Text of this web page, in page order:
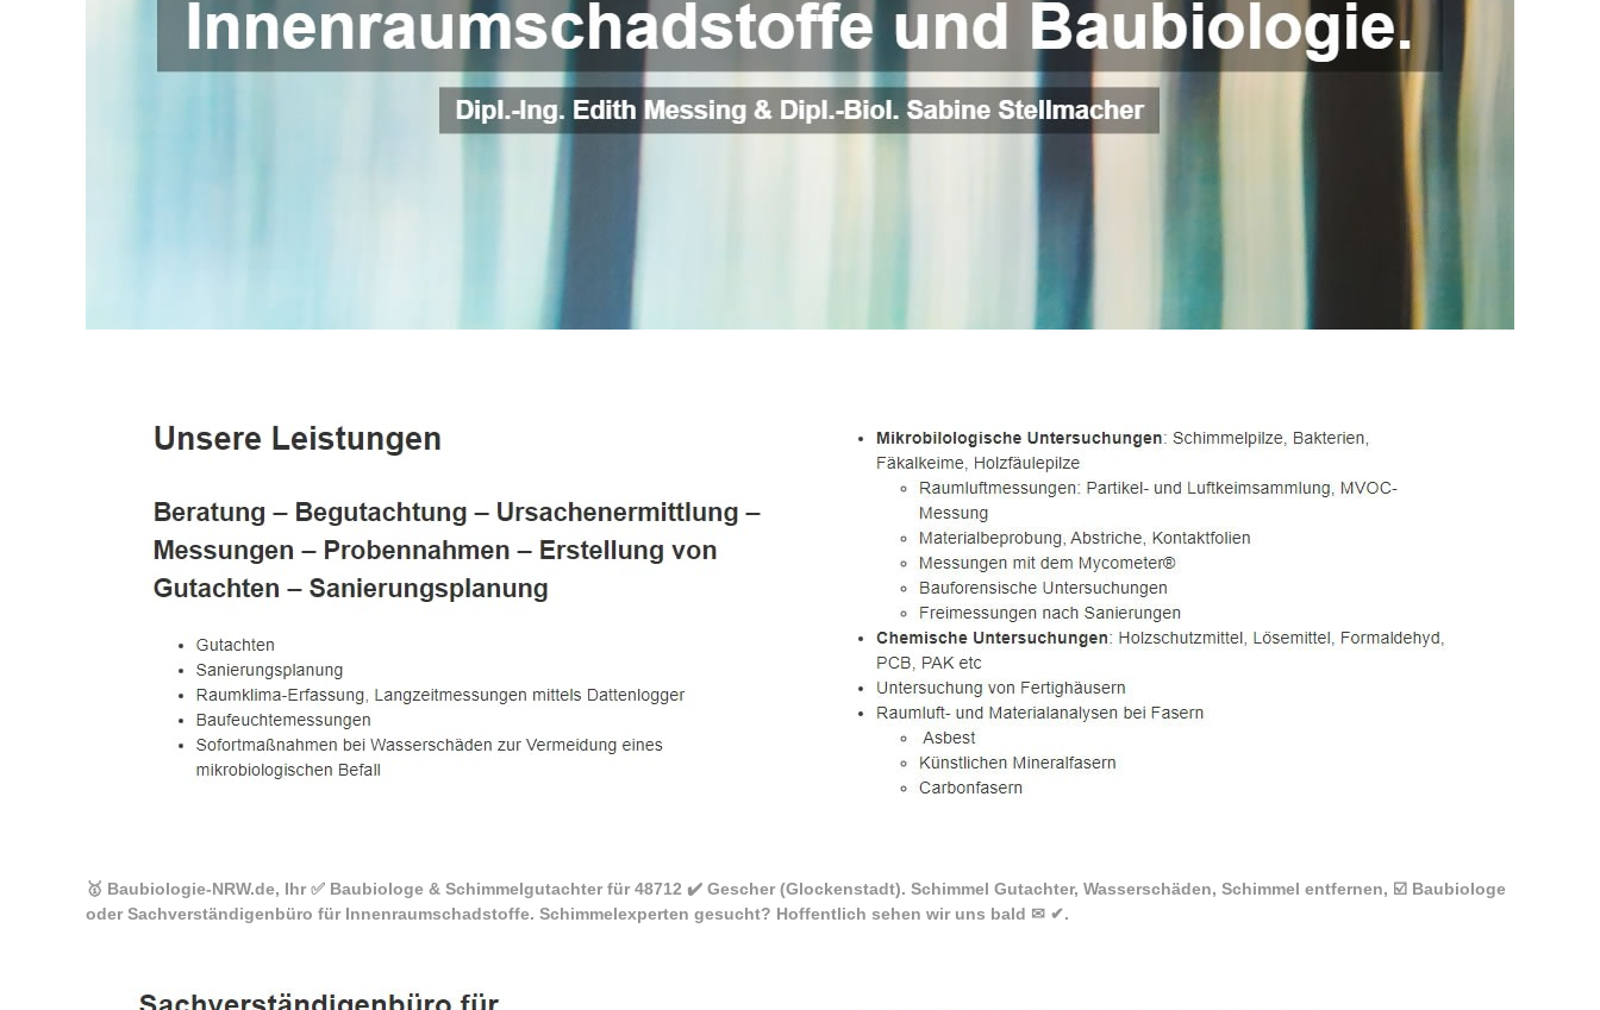
🥇 Baubiologie-NRW.de, Ihr ✅ Baubiologe & Schimmelgutachter für 48712 ✔️ Gescher (Glockenstadt). Schimmel Gutachter, Wasserschäden, Schimmel entfernen, ☑️ Baubiologe
oder Sachverständigenbüro für Innenraumschadstoffe. Schimmelexperten gesucht? Hoffentlich sehen wir uns bald ✉ ✔.